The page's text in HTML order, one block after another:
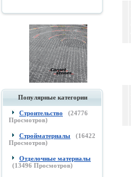
Популярные категории
Строительство (24776
Просмотров)
Стройматериалы (16422
Просмотров)
Отделочные материалы
(13496 Просмотров)